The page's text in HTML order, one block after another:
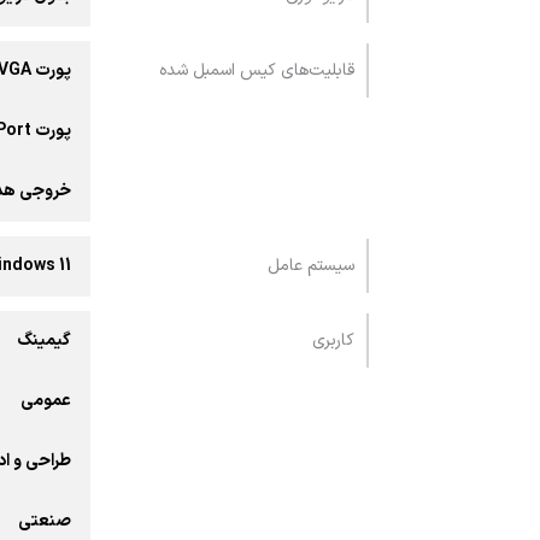
قابلیت‌های کیس اسمبل شده پورت VGA
پورت DisplayPort
خروجی
سیستم عامل 11
کاربری گیمینگ
عمومی
طراحی و
صنعتی